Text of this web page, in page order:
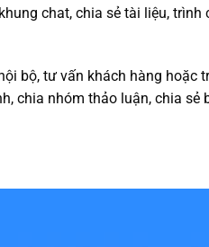
chat, chia sẻ tài liệu, trình
bộ, tư vấn khách hàng hoặc
chia nhóm thảo luận, chia sẻ